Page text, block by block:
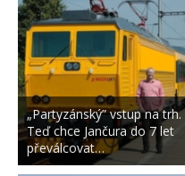
„Partyzánský” vstup na trh.
Teď chce Jančura do 7 let
převálcovat…